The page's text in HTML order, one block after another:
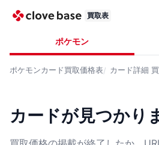
買取表
ポケモン
ポケモンカード買取価格表 カード詳細
カードが見つかり